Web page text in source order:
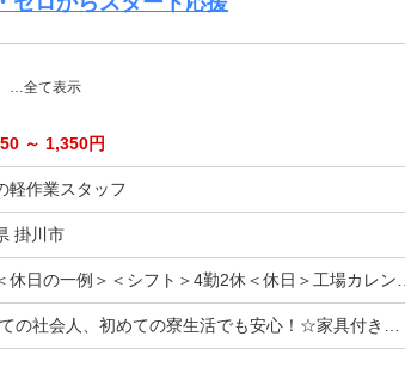
…全て表示
～ 1,350円
軽作業スタッフ
掛川市
休日の一例＞＜シフト＞4勤2休＜休日＞工場カレンダーによる★長期休暇あり★有給休暇あり※配属先により休日・勤務形...
人、初めての寮生活でも安心！☆家具付き寮で初期費用0円！テレビ、エアコン、冷蔵庫など生活に必要な家電が...